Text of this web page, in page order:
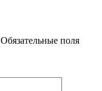
Обязательные поля